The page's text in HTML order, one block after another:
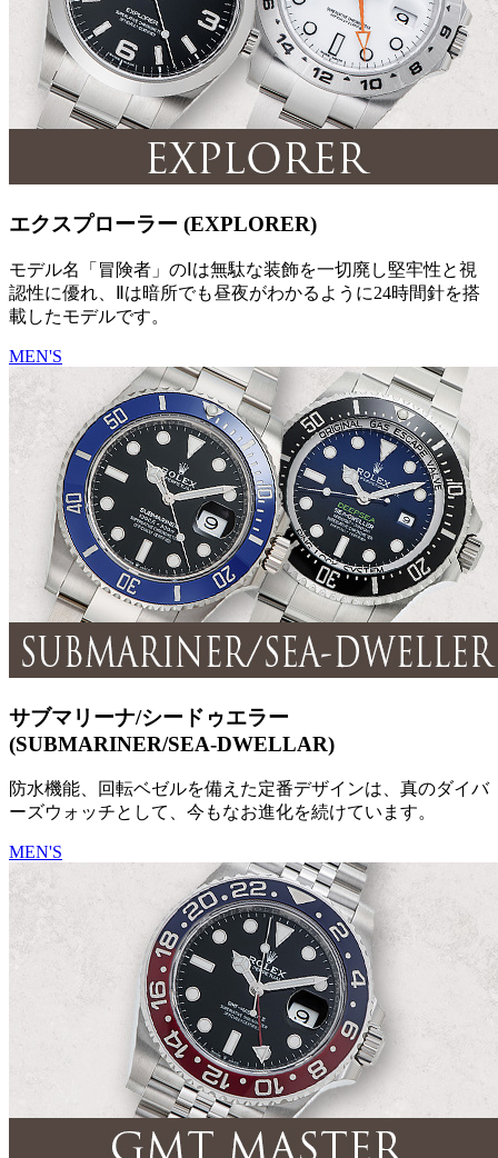
エクスプローラー (EXPLORER)
モデル名「冒険者」のⅠは無駄な装飾を一切廃し堅牢性と視
認性に優れ、Ⅱは暗所でも昼夜がわかるように24時間針を搭
載したモデルです。
MEN'S
サブマリーナ/シードゥエラー
(SUBMARINER/SEA-DWELLAR)
防水機能、回転ベゼルを備えた定番デザインは、真のダイバ
ーズウォッチとして、今もなお進化を続けています。
MEN'S